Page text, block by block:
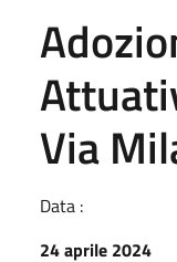
Via
Data :
24 aprile 2024